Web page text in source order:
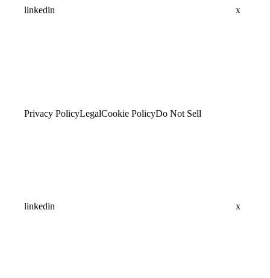
linkedin x
Privacy PolicyLegalCookie PolicyDo Not Sell
linkedin x